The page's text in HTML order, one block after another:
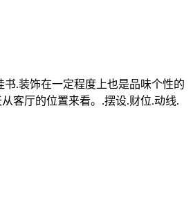
.装饰在一定程度上也是品味个性的
客厅的位置来看。.摆设.财位.动线.